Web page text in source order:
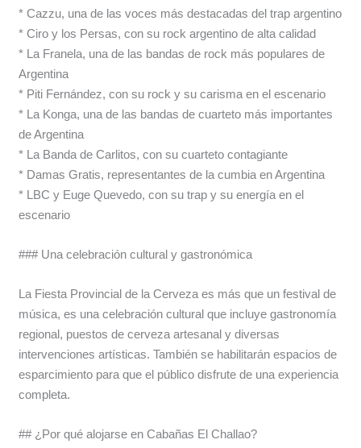
* Cazzu, una de las voces más destacadas del trap argentino
* Ciro y los Persas, con su rock argentino de alta calidad
* La Franela, una de las bandas de rock más populares de
Argentina
* Piti Fernández, con su rock y su carisma en el escenario
* La Konga, una de las bandas de cuarteto más importantes
de Argentina
* La Banda de Carlitos, con su cuarteto contagiante
* Damas Gratis, representantes de la cumbia en Argentina
* LBC y Euge Quevedo, con su trap y su energía en el
escenario
### Una celebración cultural y gastronómica
La Fiesta Provincial de la Cerveza es más que un festival de
música, es una celebración cultural que incluye gastronomía
regional, puestos de cerveza artesanal y diversas
intervenciones artísticas. También se habilitarán espacios de
esparcimiento para que el público disfrute de una experiencia
completa.
## ¿Por qué alojarse en Cabañas El Challao?